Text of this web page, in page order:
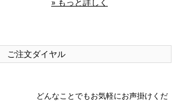
ご注文ダイヤル
どんなことでもお気軽にお声掛けくだ